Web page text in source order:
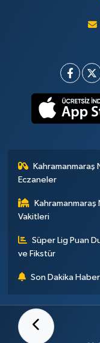
Kahramanmaraş
Eczaneler
Kahramanmaraş
Vakitleri
Süper Lig Puan
ve Fikstür
Son Dakika